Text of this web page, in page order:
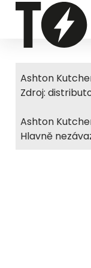
Ashton
Zdroj:
Ashton
Hlavně